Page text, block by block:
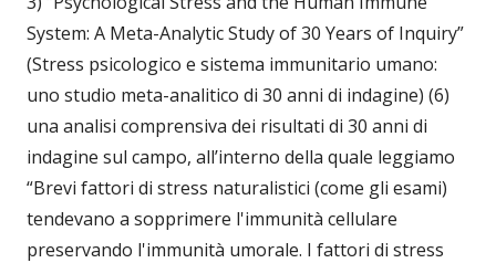
System: A Meta-Analytic Study of 30 Years of Inquiry”
(Stress psicologico e sistema immunitario umano:
uno studio meta-analitico di 30 anni di indagine) (6)
una analisi comprensiva dei risultati di 30 anni di
indagine sul campo, all’interno della quale leggiamo
“Brevi fattori di stress naturalistici (come gli esami)
tendevano a sopprimere l'immunità cellulare
preservando l'immunità umorale. I fattori di stress